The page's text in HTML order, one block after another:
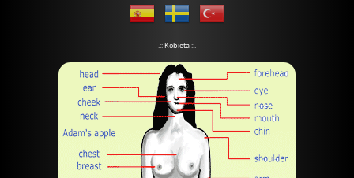
.:: Kobieta ::.